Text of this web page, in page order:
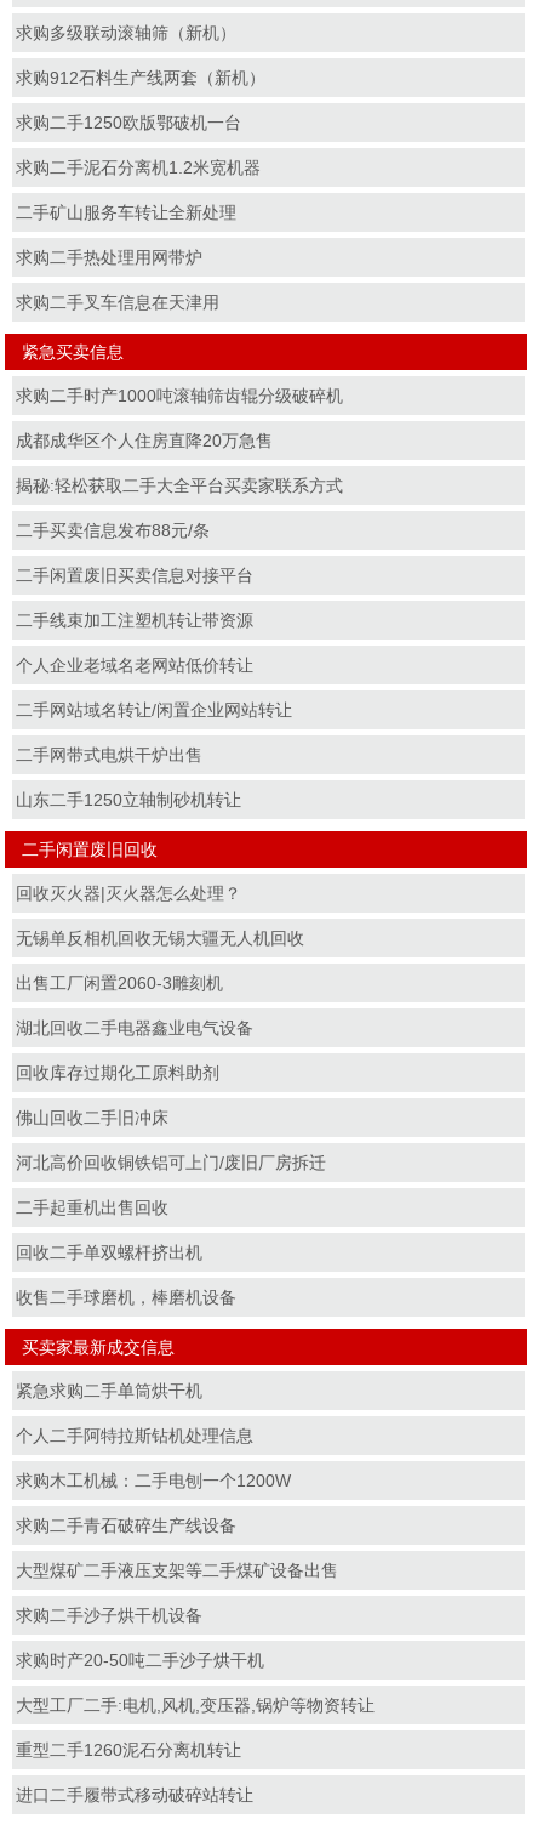
求购多级联动滚轴筛（新机）
求购912石料生产线两套（新机）
求购二手1250欧版鄂破机一台
求购二手泥石分离机1.2米宽机器
二手矿山服务车转让全新处理
求购二手热处理用网带炉
求购二手叉车信息在天津用
紧急买卖信息
求购二手时产1000吨滚轴筛齿辊分级破碎机
成都成华区个人住房直降20万急售
揭秘:轻松获取二手大全平台买卖家联系方式
二手买卖信息发布88元/条
二手闲置废旧买卖信息对接平台
二手线束加工注塑机转让带资源
个人企业老域名老网站低价转让
二手网站域名转让/闲置企业网站转让
二手网带式电烘干炉出售
山东二手1250立轴制砂机转让
二手闲置废旧回收
回收灭火器|灭火器怎么处理？
无锡单反相机回收无锡大疆无人机回收
出售工厂闲置2060-3雕刻机
湖北回收二手电器鑫业电气设备
回收库存过期化工原料助剂
佛山回收二手旧冲床
河北高价回收铜铁铝可上门/废旧厂房拆迁
二手起重机出售回收
回收二手单双螺杆挤出机
收售二手球磨机，棒磨机设备
买卖家最新成交信息
紧急求购二手单筒烘干机
个人二手阿特拉斯钻机处理信息
求购木工机械：二手电刨一个1200W
求购二手青石破碎生产线设备
大型煤矿二手液压支架等二手煤矿设备出售
求购二手沙子烘干机设备
求购时产20-50吨二手沙子烘干机
大型工厂二手:电机,风机,变压器,锅炉等物资转让
重型二手1260泥石分离机转让
进口二手履带式移动破碎站转让